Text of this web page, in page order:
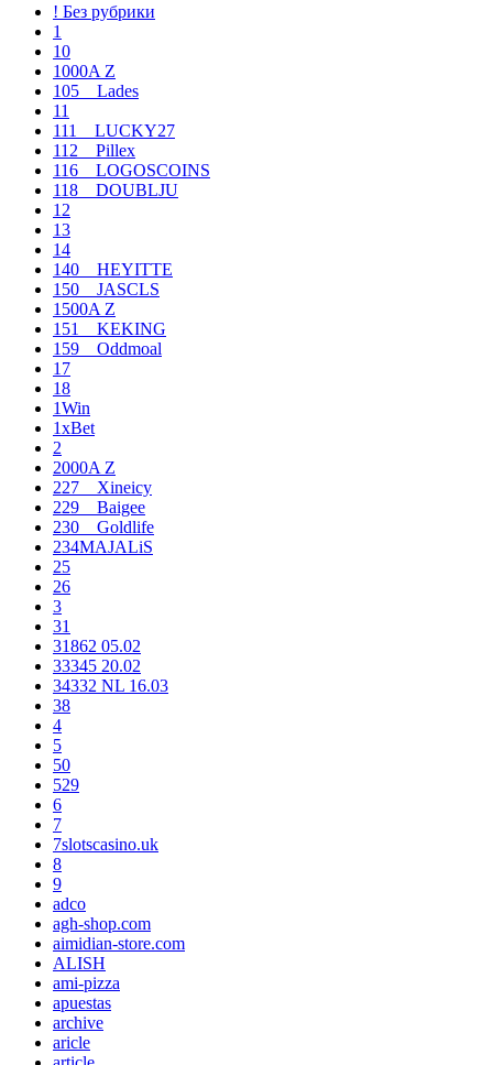
! Без рубрики
1
10
1000A Z
105__Lades
11
111__LUCKY27
112__Pillex
116__LOGOSCOINS
118__DOUBLJU
12
13
14
140__HEYITTE
150__JASCLS
1500A Z
151__KEKING
159__Oddmoal
17
18
1Win
1xBet
2
2000A Z
227__Xineicy
229__Baigee
230__Goldlife
234MAJALiS
25
26
3
31
31862 05.02
33345 20.02
34332 NL 16.03
38
4
5
50
529
6
7
7slotscasino.uk
8
9
adco
agh-shop.com
aimidian-store.com
ALISH
ami-pizza
apuestas
archive
aricle